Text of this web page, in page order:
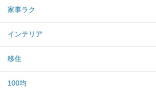
家事ラク
インテリア
移住
100均